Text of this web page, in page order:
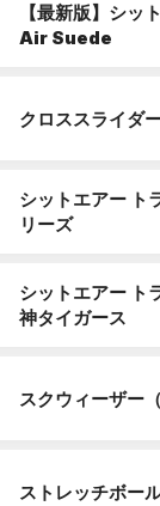
【最新版】シッ
Air Suede
クロススライダ
シットエアー ト
リーズ
シットエアー ト
神タイガース
スクウィーザー
ストレッチボー